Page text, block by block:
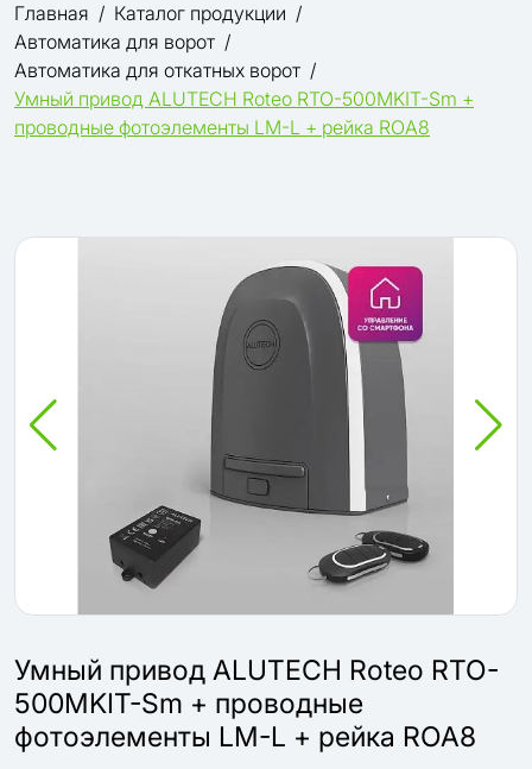
Главная
Каталог продукции
Автоматика для ворот
Автоматика для откатных ворот
Умный привод ALUTECH Roteo RTO-500MKIT-Sm +
проводные фотоэлементы LM-L + рейка ROA8
Умный привод ALUTECH Roteo RTO-
500MKIT-Sm + проводные
фотоэлементы LM-L + рейка ROA8